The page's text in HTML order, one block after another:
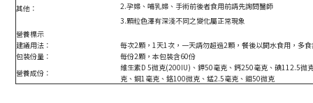
其他：
2.孕婦、哺乳婦、手術前後者食用前請先詢問醫師
3.顆粒色澤有深淺不同之變化屬正常現象
營養標示
建議用法：
每次2顆，1天1次，一天請勿超過2顆，餐後以開水食用，多
包裝份量：
每份2顆，本包裝含60份
營養成份：
維生素D 5微克(200IU)、鉀50毫克、鈣250毫克、碘112.5微
克、銅1毫克、鉻100微克、錳2.5毫克、鉬50微克